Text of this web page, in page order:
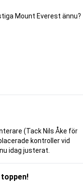
Mount Everest ännu?
(Tack Nils Åke för
kontroller vid
idag justerat.